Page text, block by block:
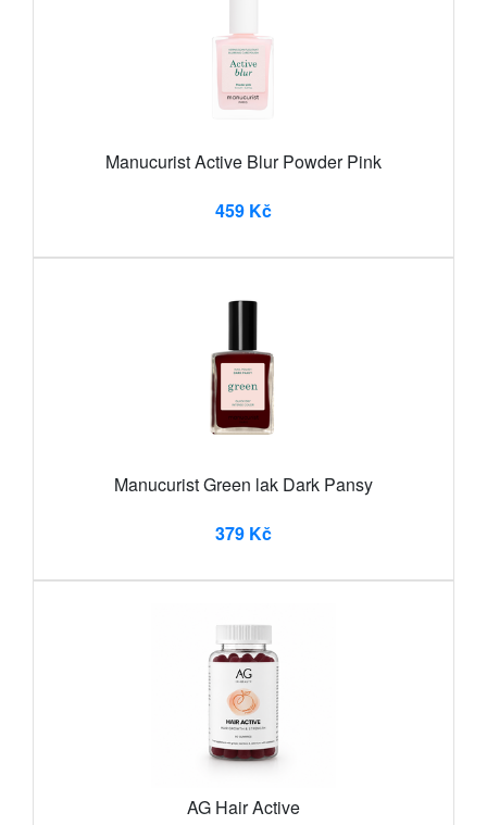
Manucurist Active Blur Powder Pink
459 Kč
Manucurist Green lak Dark Pansy
379 Kč
AG Hair Active